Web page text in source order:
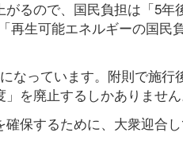
るので、国民負担は「5年
再生可能エネルギーの国民
なっています。附則で施行
を廃止するしかありません
保するために、大衆迎合